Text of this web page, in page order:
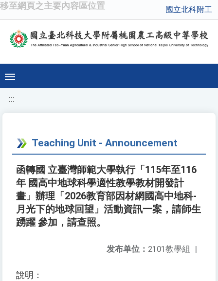
移至網頁之主要內容區位置 國立北科附工
:::
Teaching Unit - Announcement
函轉國 立臺灣師範大學執行「115年至116
年 國高中地球科學適性教學教材開發計
畫」辦理「2026教育部因材網國高中地科-
月光下的地球回望」活動資訊一案，請師生
踴躍 參加，請查照。
发布单位： 2101教學組 |
說明：